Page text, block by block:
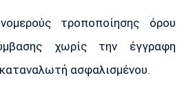
τροποποίησης όρου
χωρίς την έγγραφη
ασφαλισμένου.